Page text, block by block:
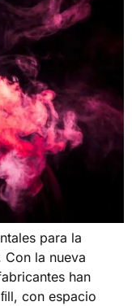
para la
la nueva
han
con espacio